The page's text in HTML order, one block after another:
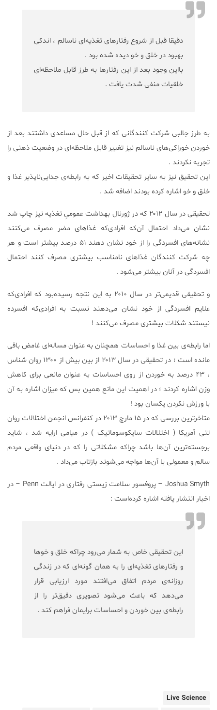
دقیقا قبل از شروع رفتارهای تغذیه‌ای ناسالم ، اندکی
بهبود در خلق و خو دیده شده بود .
بااین وجود بعد از این رفتارها به طرز قابل ملاحظه‌ای
خلقیات منفی شدت یافت .
به طرز جالبی شرکت کنندگانی که از قبل حال مساعدی داشتند بعد از
خوردن خوراکی‌های ناسالم نیز تغییر قابل ملاحظه‌ای در وضعیت ذهنی را
تجربه نکردند .
این تحقیق نیز به سایر تحقیقات اخیر که به رابطه‌ی جدایی‌ناپذیر غذا و
خلق و خو اشاره کرده بودند اضافه شد .
تحقیقی در سال ۲۰۱۲ که در ژورنال بهداشت عمومىِ تغذیه نیز چاپ شد
نشان می‌داد احتمال آن‌که افرادی‌که غذاهای مضر مصرف می‌کنند
نشانه‌های افسردگی را از خود نشان دهند ۵۱ درصد بیشتر است و هر
چه شرکت کنندگان غذاهای نامناسب بیشتری مصرف کنند احتمال
افسردگی در آنان بیشتر می‌شود .
و تحقیقی قدیمی‌تر در سال ۲۰۱۰ به این نتجه رسیده‌بود که افرادی‌که
علایم افسردگی از خود نشان می‌دهند نسبت به افرادی‌که افسرده
نیستند شکلات بیشتری مصرف می‌کنند !
اما رابطه‌ی بین غذا و احساسات همچنان به عنوان مساله‌ای غامض باقی
مانده است ؛ در تحقیقی در سال ۲۰۱۳ از بین بیش از ۱۳۰۰ روان شناس
، ۴۳ درصد به خوردن از روی احساسات به عنوان مانعی برای کاهش
وزن اشاره کردند ؛ در اهمیت این مانع همین بس که میزان اشاره به آن
با ورزش نکردن یکسان بود !
متاخرترین بررسی که در ۱۵ مارچ ۲۰۱۳ در کنفرانس انجمن اختلالات روان
تنی آمریکا ( اختلالات سایکوسوماتیک ) در میامی ارایه شد ، شاید
برجسته‌ترین آن‌ها باشد چراکه مشکلاتی را كه در دنیای واقعی مردم
سالم و معمولی با آن‌ها مواجه می‌شوند بازتاب می‌داد .
Joshua Smyth – پروفسور سلامت زیستی رفتاری در ایالت Penn – در
اخبار انتشار یافته اشاره کرده‌است :
این تحقیقی خاص به شمار می‌رود چراکه خلق و خوها
و رفتارهای تغذیه‌ای را به همان گونه‌ای که در زندگی
روزانه‌ی مردم اتفاق می‌افتند مورد ارزیابی قرار
می‌دهد که باعث می‌شود تصویری دقیق‌تر را از
رابطه‌ی بین خوردن و احساسات برایمان فراهم کند .
Live Science